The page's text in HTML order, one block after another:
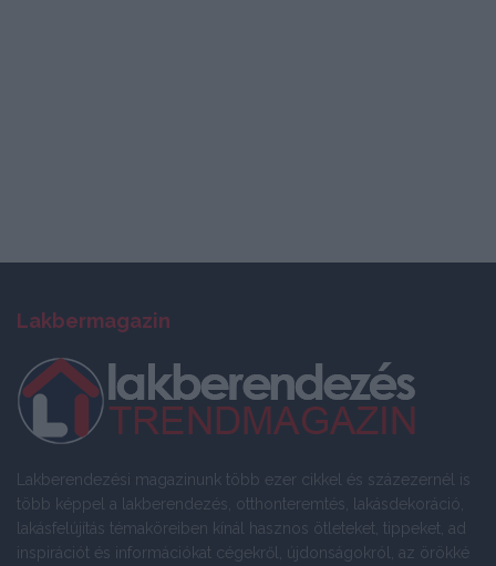
Lakbermagazin
Lakberendezési magazinunk több ezer cikkel és százezernél is
több képpel a lakberendezés, otthonteremtés, lakásdekoráció,
lakásfelújítás témaköreiben kínál hasznos ötleteket, tippeket, ad
inspirációt és információkat cégekről, újdonságokról, az örökké